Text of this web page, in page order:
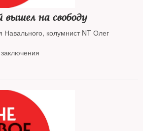
вышел на свободу
Навального, колумнист NT Олег